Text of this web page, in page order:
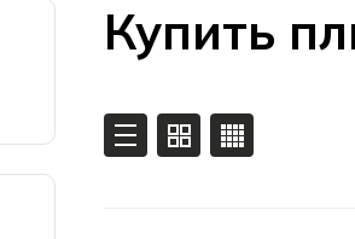
Купить